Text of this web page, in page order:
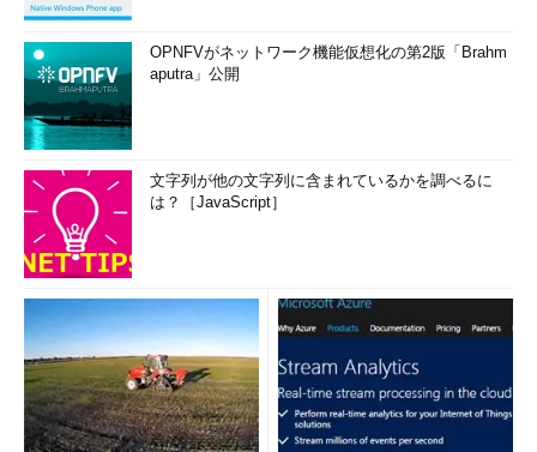
OPNFVがネットワーク機能仮想化の第2版「Brahm
aputra」公開
文字列が他の文字列に含まれているかを調べるに
は？［JavaScript］